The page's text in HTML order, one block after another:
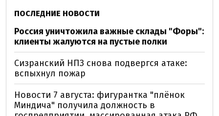
ПОСЛЕДНИЕ НОВОСТИ
Россия уничтожила важные склады "Форы":
клиенты жалуются на пустые полки
Сизранский НПЗ снова подвергся атаке:
вспыхнул пожар
Новости 7 августа: фигурантка "плёнок
Миндича" получила должность в